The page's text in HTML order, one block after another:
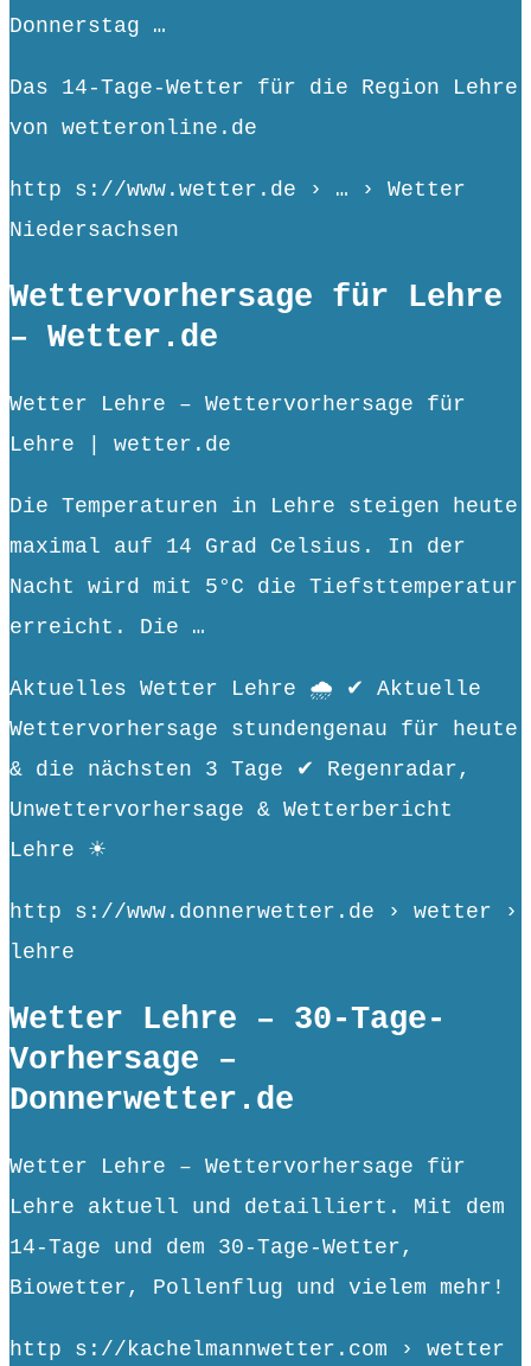
Donnerstag …
Das 14-Tage-Wetter für die Region Lehre
von wetteronline.de
http s://www.wetter.de › … › Wetter
Niedersachsen
Wettervorhersage für Lehre
– Wetter.de
Wetter Lehre – Wettervorhersage für
Lehre | wetter.de
Die Temperaturen in Lehre steigen heute
maximal auf 14 Grad Celsius. In der
Nacht wird mit 5°C die Tiefsttemperatur
erreicht. Die …
Aktuelles Wetter Lehre 🌧️ ✔ Aktuelle
Wettervorhersage stundengenau für heute
& die nächsten 3 Tage ✔ Regenradar,
Unwettervorhersage & Wetterbericht
Lehre ☀
http s://www.donnerwetter.de › wetter ›
lehre
Wetter Lehre – 30-Tage-
Vorhersage –
Donnerwetter.de
Wetter Lehre – Wettervorhersage für
Lehre aktuell und detailliert. Mit dem
14-Tage und dem 30-Tage-Wetter,
Biowetter, Pollenflug und vielem mehr!
http s://kachelmannwetter.com › wetter